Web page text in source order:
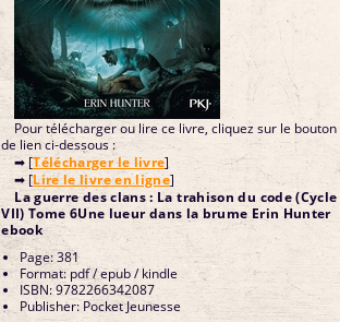
Pour télécharger ou lire ce livre, cliquez sur le bouton
de lien ci-dessous :
➡ [Télécharger le livre]
➡ [Lire le livre en ligne]
La guerre des clans : La trahison du code (Cycle
VII) Tome 6Une lueur dans la brume Erin Hunter
ebook
Page: 381
Format: pdf / epub / kindle
ISBN: 9782266342087
Publisher: Pocket Jeunesse